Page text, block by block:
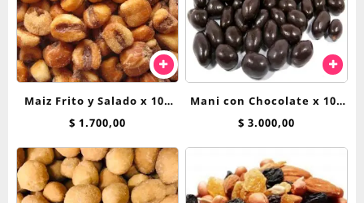
Maiz Frito y Salado x 100
grs
$ 1.700,00
Mani con Chocolate x 100
g
$ 3.000,00